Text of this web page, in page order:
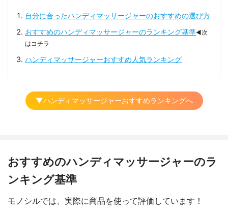
自分に合ったハンディマッサージャーのおすすめの選び方
おすすめのハンディマッサージャーのランキング基準◀次
はコチラ
ハンディマッサージャーおすすめ人気ランキング
▼ハンディマッサージャーおすすめランキングへ
おすすめのハンディマッサージャーのラ
ンキング基準
モノシルでは、実際に商品を使って評価しています！